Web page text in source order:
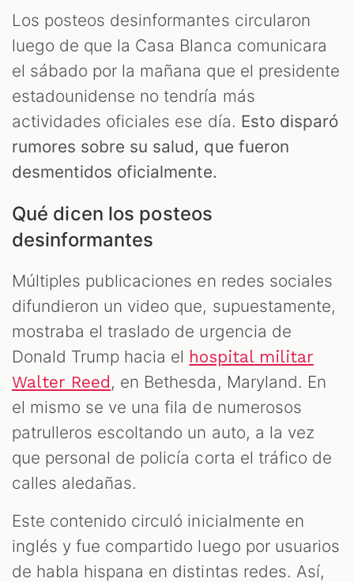
Los posteos desinformantes circularon
luego de que la Casa Blanca comunicara
el sábado por la mañana que el presidente
estadounidense no tendría más
actividades oficiales ese día. Esto disparó
rumores sobre su salud, que fueron
desmentidos oficialmente.
Qué dicen los posteos
desinformantes
Múltiples publicaciones en redes sociales
difundieron un video que, supuestamente,
mostraba el traslado de urgencia de
Donald Trump hacia el hospital militar
Walter Reed , en Bethesda, Maryland. En
el mismo se ve una fila de numerosos
patrulleros escoltando un auto, a la vez
que personal de policía corta el tráfico de
calles aledañas.
Este contenido circuló inicialmente en
inglés y fue compartido luego por usuarios
de habla hispana en distintas redes. Así,